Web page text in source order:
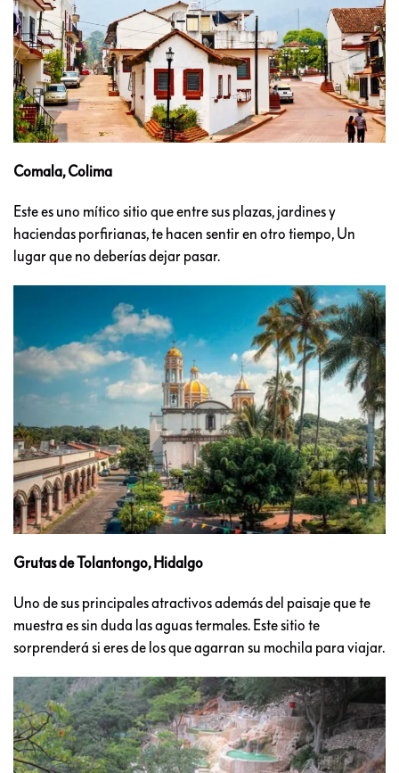
Comala, Colima
Este es uno mítico sitio que entre sus plazas, jardines y
haciendas porfirianas, te hacen sentir en otro tiempo, Un
lugar que no deberías dejar pasar.
Grutas de Tolantongo, Hidalgo
Uno de sus principales atractivos además del paisaje que te
muestra es sin duda las aguas termales. Este sitio te
sorprenderá si eres de los que agarran su mochila para viajar.